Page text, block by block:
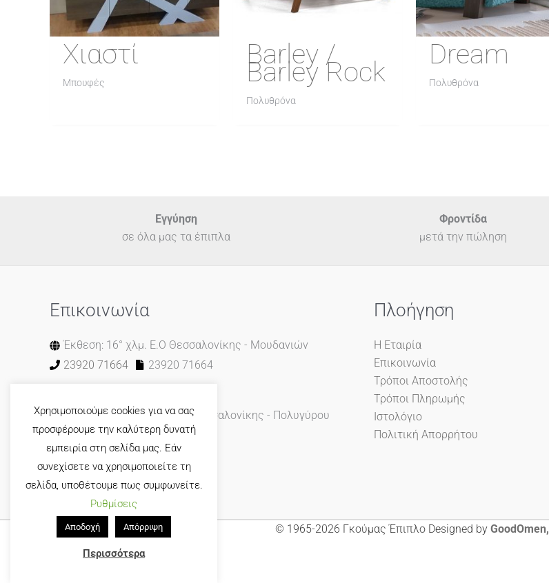
Χιαστί
Μπουφές
Barley /
Barley Rock
Πολυθρόνα
Dream
Πολυθρόνα
Εγγύηση
σε όλα μας τα έπιπλα
Φροντίδα
μετά την πώληση
Επικοινωνία
Έκθεση: 16° χλμ. Ε.Ο Θεσσαλονίκης - Μουδανιών
23920 71664
23920 71664
Εργοστάσιο: 14° χλμ. Ε.Ο. Θεσσαλονίκης - Πολυγύρου
2310 461623
2310 461623
Φόρμα Επικοινωνίας
Πλοήγηση
Η Εταιρία
Επικοινωνία
Τρόποι Αποστολής
Τρόποι Πληρωμής
Ιστολόγιο
Πολιτική Απορρήτου
© 1965-2026 Γκούμας Έπιπλο Designed by GoodOmen,
Χρησιμοποιούμε cookies για να σας
προσφέρουμε την καλύτερη δυνατή
εμπειρία στη σελίδα μας. Εάν
συνεχίσετε να χρησιμοποιείτε τη
σελίδα, υποθέτουμε πως συμφωνείτε.
Ρυθμίσεις
Αποδοχή Απόρριψη
Περισσότερα